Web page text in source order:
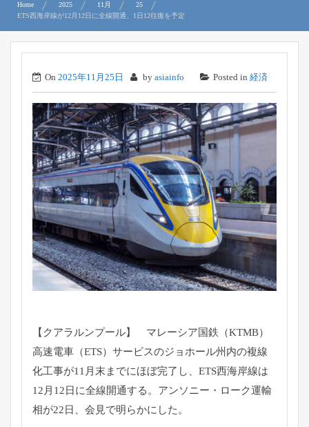
Home 2025 11月
25
ETS西海岸線が12月12日に全線開通、1日12往復を予定
On 2025年11月25日 by asiainfo Posted in 経済
【クアラルンプール】 マレーシア国鉄（KTMB）
高速電車（ETS） サービスのジョホール州内の複線
化工事が11月末までにほぼ完了 し、ETS西海岸線は
12月12日に全線開通する。アンソニー・ ローク運輸
相が22日、会見で明らかにした。